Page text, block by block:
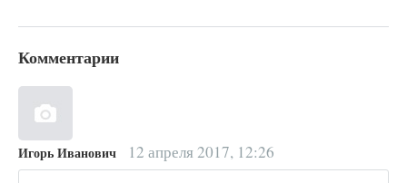
Комментарии
Игорь Иванович 12 апреля 2017, 12:26